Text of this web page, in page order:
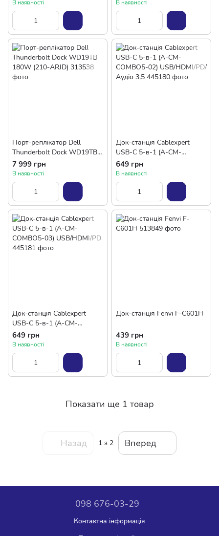
В наявності В наявності
Порт-реплікатор Dell
Thunderbolt Dock WD19TB
180W (210-ARJD)
7 999 грн
В наявності
Док-станція Cablexpert
USB-C 5-в-1 (A-CM-
COMBO5-02) USB/HDMI/PD/
Аудіо 3,5
649 грн
В наявності
Док-станція Cablexpert
USB-C 5-в-1 (A-CM-
COMBO5-03) USB/HDMI/PD
649 грн
В наявності
Док-станція Fenvi F-C601H
439 грн
В наявності
Показати ще 1 товар
Назад 1 з 2 Вперед
098 676-03-29
Контактна інформація